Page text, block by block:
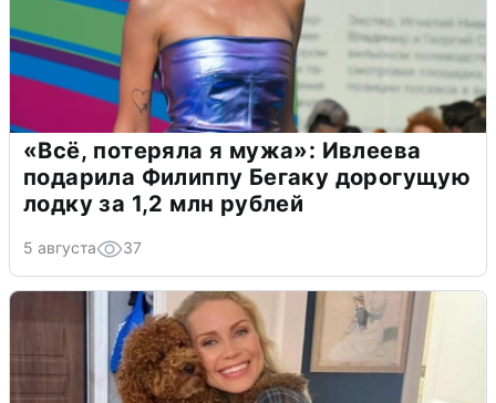
«Всё, потеряла я мужа»: Ивлеева
подарила Филиппу Бегаку дорогущую
лодку за 1,2 млн рублей
5 августа 37